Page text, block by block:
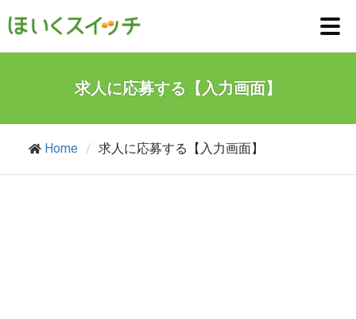
求人に応募する【入力画面】
Home / 求人に応募する【入力画面】